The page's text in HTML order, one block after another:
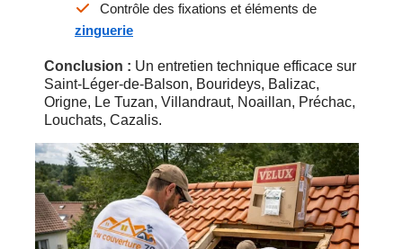
Contrôle des fixations et éléments de
zinguerie
Conclusion : Un entretien technique efficace sur
Saint-Léger-de-Balson, Bourideys, Balizac,
Origne, Le Tuzan, Villandraut, Noaillan, Préchac,
Louchats, Cazalis.